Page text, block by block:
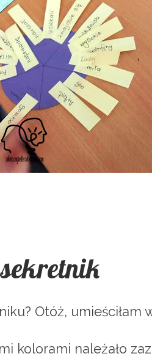
Otóż, umieściłam
kolorami należało